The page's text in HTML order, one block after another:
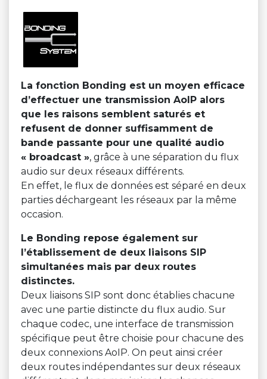
La fonction Bonding est un moyen efficace
d’effectuer une transmission AoIP alors
que les raisons semblent saturés et
refusent de donner suffisamment de
bande passante pour une qualité audio
« broadcast », grâce à une séparation du flux
audio sur deux réseaux différents.
En effet, le flux de données est séparé en deux
parties déchargeant les réseaux par la même
occasion.
Le Bonding repose également sur
l’établissement de deux liaisons SIP
simultanées mais par deux routes
distinctes.
Deux liaisons SIP sont donc établies chacune
avec une partie distincte du flux audio. Sur
chaque codec, une interface de transmission
spécifique peut être choisie pour chacune des
deux connexions AoIP. On peut ainsi créer
deux routes indépendantes sur deux réseaux